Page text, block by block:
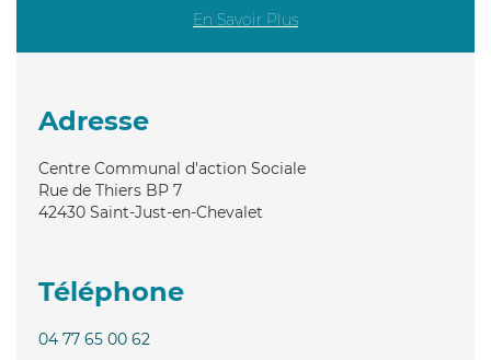
En Savoir Plus
Adresse
Centre Communal d'action Sociale
Rue de Thiers BP 7
42430 Saint-Just-en-Chevalet
Téléphone
04 77 65 00 62